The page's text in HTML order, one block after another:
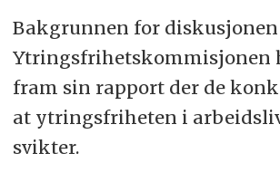
Bakgrunnen for
Ytringsfrihetskommisjonen
fram sin rapport der de
at ytringsfriheten i
svikter.